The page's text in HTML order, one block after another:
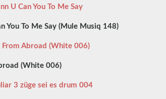
You To Me Say (Mule Musiq 148)
(White 006)